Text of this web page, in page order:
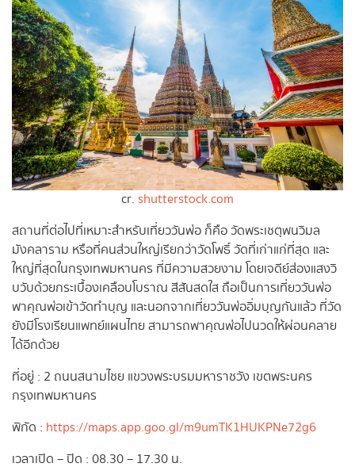
cr. shutterstock.com
สถานที่ต่อไปที่เหมาะสำหรับเที่ยววันพ่อ ก็คือ วัดพระเชตุพนวิมล
มังคลาราม หรือที่คนส่วนใหญ่เรียกว่าวัดโพธิ์ วัดที่เก่าแก่ที่สุด และ
ใหญ่ที่สุดในกรุงเทพมหานคร ที่มีความสวยงาม โดยเจดีย์ส่องแสงวิ
บวับด้วยกระเบื้องเคลือบโบราณ สีสันสดใส ถือเป็นการเที่ยววันพ่อ
พาคุณพ่อเข้าวัดทำบุญ และนอกจากเที่ยววันพ่ออิ่มบุญกันแล้ว ที่วัด
ยังมีโรงเรียนแพทย์แผนไทย สามารถพาคุณพ่อไปนวดให้ผ่อนคลาย
ได้อีกด้วย
ที่อยู่ : 2 ถนนสนามไชย แขวงพระบรมมหาราชวัง เขตพระนคร
กรุงเทพมหานคร
พิกัด : https://maps.app.goo.gl/m9umTK1HUKPNe72g6
เวลาเปิด – ปิด : 08.30 – 17.30 น.